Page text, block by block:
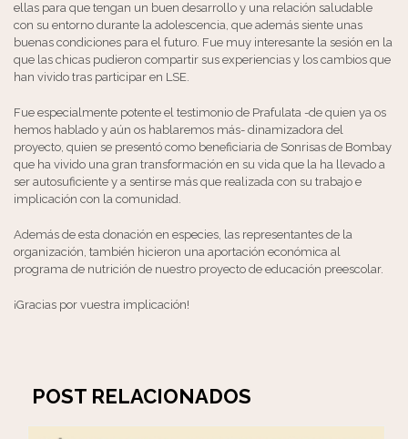
ellas para que tengan un buen desarrollo y una relación saludable
con su entorno durante la adolescencia, que además siente unas
buenas condiciones para el futuro. Fue muy interesante la sesión en la
que las chicas pudieron compartir sus experiencias y los cambios que
han vivido tras participar en LSE.
Fue especialmente potente el testimonio de Prafulata -de quien ya os
hemos hablado y aún os hablaremos más- dinamizadora del
proyecto, quien se presentó como beneficiaria de Sonrisas de Bombay
que ha vivido una gran transformación en su vida que la ha llevado a
ser autosuficiente y a sentirse más que realizada con su trabajo e
implicación con la comunidad.
Además de esta donación en especies, las representantes de la
organización, también hicieron una aportación económica al
programa de nutrición de nuestro proyecto de educación preescolar.
¡Gracias por vuestra implicación!
POST RELACIONADOS